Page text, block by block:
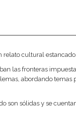
relato cultural estancado.
las fronteras
abordando temas
son sólidas y se